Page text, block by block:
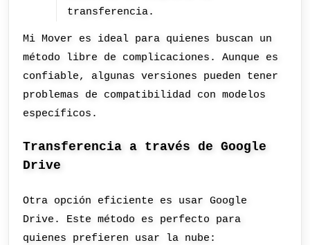
transferencia.
Mi Mover es ideal para quienes buscan un
método libre de complicaciones. Aunque es
confiable, algunas versiones pueden tener
problemas de compatibilidad con modelos
específicos.
Transferencia a través de Google
Drive
Otra opción eficiente es usar Google
Drive. Este método es perfecto para
quienes prefieren usar la nube: